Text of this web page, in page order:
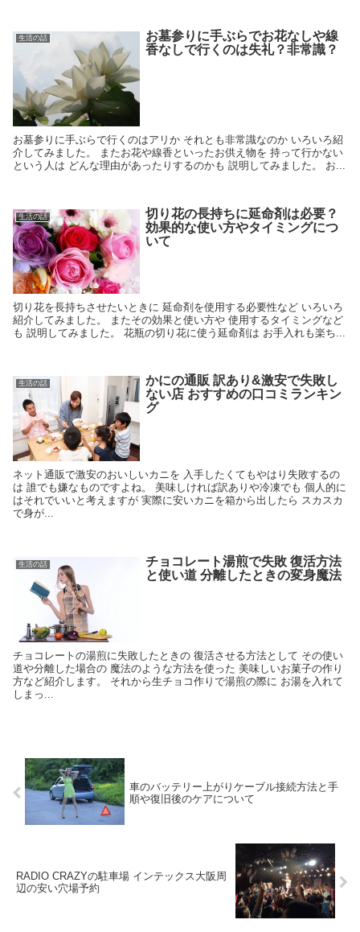
生活の話
お墓参りに手ぶらでお花なしや線
香なしで行くのは失礼？非常識？
お墓参りに手ぶらで行くのはアリか それとも非常識なのか いろいろ紹
介してみました。 またお花や線香といったお供え物を 持って行かない
という人は どんな理由があったりするのかも 説明してみました。 お...
生活の話
切り花の長持ちに延命剤は必要？
効果的な使い方やタイミングにつ
いて
切り花を長持ちさせたいときに 延命剤を使用する必要性など いろいろ
紹介してみました。 またその効果と使い方や 使用するタイミングなど
も 説明してみました。 花瓶の切り花に使う延命剤は お手入れも楽ち...
生活の話
かにの通販 訳あり&激安で失敗し
ない店 おすすめの口コミランキン
グ
ネット通販で激安のおいしいカニを 入手したくてもやはり失敗するの
は 誰でも嫌なものですよね。 美味しければ訳ありや冷凍でも 個人的に
はそれでいいと考えますが 実際に安いカニを箱から出したら スカスカ
で身が...
生活の話
チョコレート湯煎で失敗 復活方法
と使い道 分離したときの変身魔法
チョコレートの湯煎に失敗したときの 復活させる方法として その使い
道や分離した場合の 魔法のような方法を使った 美味しいお菓子の作り
方など紹介します。 それから生チョコ作りで湯煎の際に お湯を入れて
しまっ...
車のバッテリー上がりケーブル接続方法と手
順や復旧後のケアについて
RADIO CRAZYの駐車場 インテックス大阪周
辺の安い穴場予約